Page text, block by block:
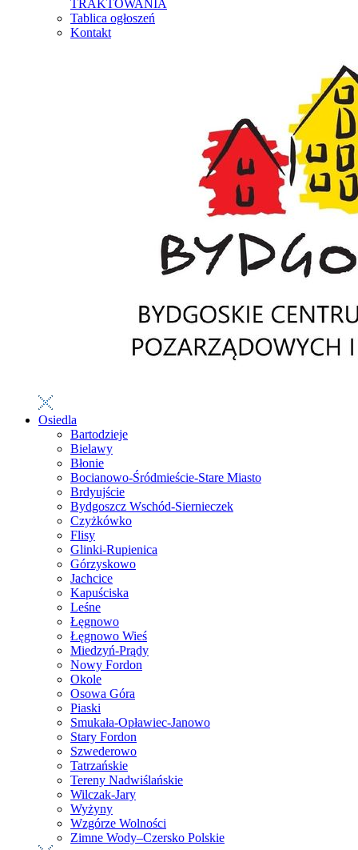
TRAKTOWANIA
Tablica ogłoszeń
Kontakt
Osiedla
Bartodzieje
Bielawy
Błonie
Bocianowo-Śródmieście-Stare Miasto
Brdyujście
Bydgoszcz Wschód-Siernieczek
Czyżkówko
Flisy
Glinki-Rupienica
Górzyskowo
Jachcice
Kapuściska
Leśne
Łęgnowo
Łęgnowo Wieś
Miedzyń-Prądy
Nowy Fordon
Okole
Osowa Góra
Piaski
Smukała-Opławiec-Janowo
Stary Fordon
Szwederowo
Tatrzańskie
Tereny Nadwiślańskie
Wilczak-Jary
Wyżyny
Wzgórze Wolności
Zimne Wody–Czersko Polskie